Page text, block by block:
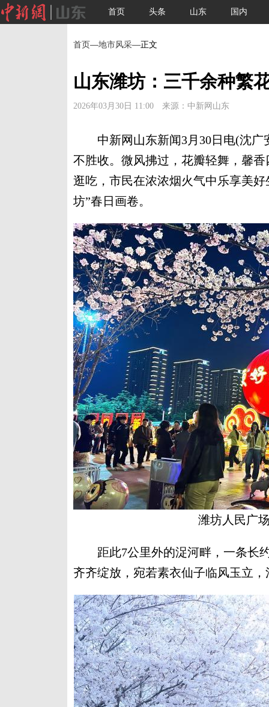
首页 头条 山东 国内
首页—地市风采—正文
山东潍坊：三千余种繁
2026年03月30日 11:00 来源：中新网山东
中新网山东新闻3月30日电(沈广
不胜收。微风拂过，花瓣轻舞，馨
逛吃，市民在浓浓烟火气中乐享美
坊”春日画卷。
潍坊人民广
距此7公里外的浞河畔，一条长约
齐齐绽放，宛若素衣仙子临风玉立